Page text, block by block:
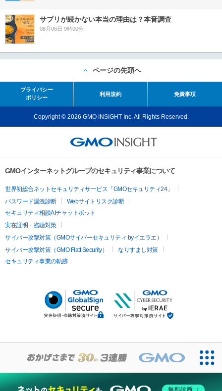
サプリが続かない本当の理由は？本音調査
08月06日 9時00分
ページの先頭へ
プライバシー
ポリシー
利用規約 免責事項
Copyright © 2026 GMO INSIGHT Inc. All Rights Reserved.
GMOインターネットグループのセキュリティ事業について
世界初総合ネットセキュリティサービス「GMOセキュリティ24」
パスワード漏洩診断
Webサイトリスク診断
セキュリティ相談AIチャットボット
実在証明・盗聴対策
サイバー攻撃対策（GMOサイバーセキュリティ byイエラエ）
サイバー攻撃対策（GMO Flatt Security）
なりすまし対策
セキュリティ事業の軌跡